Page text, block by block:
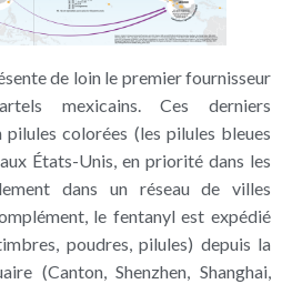
de loin le premier fournisseur
mexicains. Ces derniers
colorées (les pilules bleues
États-Unis, en priorité dans les
dans un réseau de villes
le fentanyl est expédié
poudres, pilules) depuis la
(Canton, Shenzhen, Shanghai,